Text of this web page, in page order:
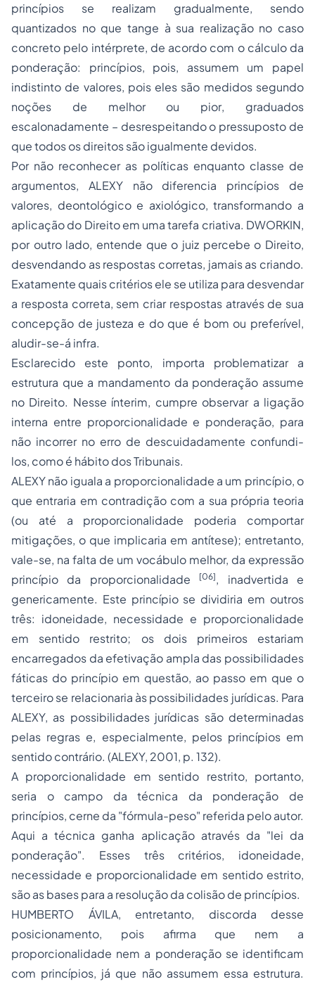
princípios se realizam gradualmente, sendo
quantizados no que tange à sua realização no caso
concreto pelo intérprete, de acordo com o cálculo da
ponderação: princípios, pois, assumem um papel
indistinto de valores, pois eles são medidos segundo
noções de melhorou pior, graduados
escalonadamente – desrespeitando o pressuposto de
que todos os direitos sãoigualmente devidos.
Por não reconhecer as políticas enquanto classe de
argumentos, ALEXY não diferencia princípios de
valores, deontológico e axiológico, transformando a
aplicação do Direito em uma tarefa criativa. DWORKIN,
por outro lado, entende que o juiz percebe o Direito,
desvendando as respostas corretas, jamais as criando.
Exatamente quais critérios ele se utiliza para desvendar
a resposta correta, sem criar respostas através de sua
concepção de justeza e do que é bom ou preferível,
aludir-se-á infra.
Esclarecido este ponto, importa problematizar a
estrutura que a mandamento da ponderação assume
no Direito. Nesse ínterim, cumpre observar a ligação
interna entre proporcionalidade e ponderação, para
não incorrer no erro de descuidadamente confundi-
los, como é hábito dos Tribunais.
ALEXY não iguala a proporcionalidade a um princípio, o
que entraria em contradição com a sua própria teoria
(ou até a proporcionalidade poderia comportar
mitigações, o que implicaria em antítese); entretanto,
vale-se, na falta de um vocábulo melhor, da expressão
princípio da proporcionalidade
[06], inadvertida e
genericamente. Este princípio se dividiria em outros
três: idoneidade, necessidade e proporcionalidade
em sentido restrito; os dois primeiros estariam
encarregados da efetivação ampla das possibilidades
fáticas do princípio em questão, ao passo em que o
terceiro se relacionaria às possibilidades jurídicas. Para
ALEXY, as possibilidades jurídicas são determinadas
pelas regras e, especialmente, pelos princípios em
sentido contrário. (ALEXY, 2001, p. 132).
A proporcionalidade em sentido restrito, portanto,
seria o campo da técnica da ponderação de
princípios, cerne da "fórmula-peso" referida pelo autor.
Aqui a técnica ganha aplicação através da "lei da
ponderação". Esses três critérios, idoneidade,
necessidade e proporcionalidade em sentido estrito,
são as bases para a resolução da colisão de princípios.
HUMBERTO ÁVILA, entretanto, discorda desse
posicionamento, pois afirma que nem a
proporcionalidade nem a ponderação se identificam
com princípios, já que não assumem essa estrutura.